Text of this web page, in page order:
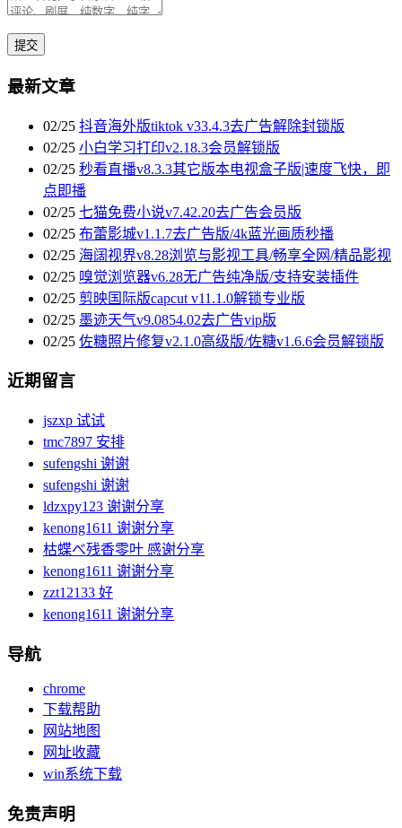
最新文章
02/25 抖音海外版tiktok v33.4.3去广告解除封锁版
02/25 小白学习打印v2.18.3会员解锁版
02/25 秒看直播v8.3.3其它版本电视盒子版|速度飞快，即
点即播
02/25 七猫免费小说v7.42.20去广告会员版
02/25 布蕾影城v1.1.7去广告版/4k蓝光画质秒播
02/25 海阔视界v8.28浏览与影视工具/畅享全网/精品影视
02/25 嗅觉浏览器v6.28无广告纯净版/支持安装插件
02/25 剪映国际版capcut v11.1.0解锁专业版
02/25 墨迹天气v9.0854.02去广告vip版
02/25 佐糖照片修复v2.1.0高级版/佐糖v1.6.6会员解锁版
近期留言
jszxp 试试
tmc7897 安排
sufengshi 谢谢
sufengshi 谢谢
ldzxpy123 谢谢分享
kenong1611 谢谢分享
枯蝶べ残香零叶 感谢分享
kenong1611 谢谢分享
zzt12133 好
kenong1611 谢谢分享
导航
chrome
下载帮助
网站地图
网址收藏
win系统下载
免责声明